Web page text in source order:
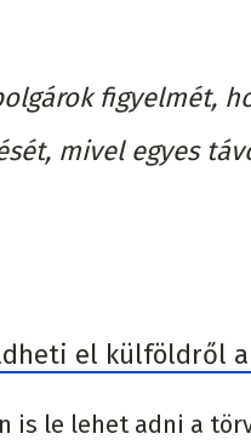
figyelmét,
mivel egyes
el külföldről a
is le lehet adni a